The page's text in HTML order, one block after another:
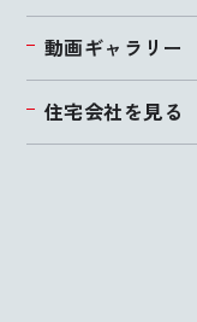
動画ギャラリー
住宅会社を見る